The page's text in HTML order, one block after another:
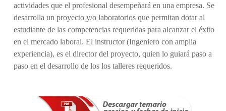
actividades que el profesional desempeñará en una empresa. Se
desarrolla un proyecto y/o laboratorios que permitan dotar al
estudiante de las competencias requeridas para alcanzar el éxito
en el mercado laboral. El instructor (Ingeniero con amplia
experiencia), es el director del proyecto, quien lo guiará paso a
paso en el desarrollo de los los talleres requeridos.